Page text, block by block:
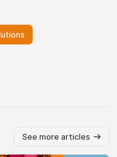
See more articles